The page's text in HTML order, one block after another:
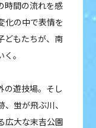
時間の流れを感
化の中で表情を
どもたちが、南
。
の遊技場。そし
蛍が飛ぶ川、
広大な末吉公園